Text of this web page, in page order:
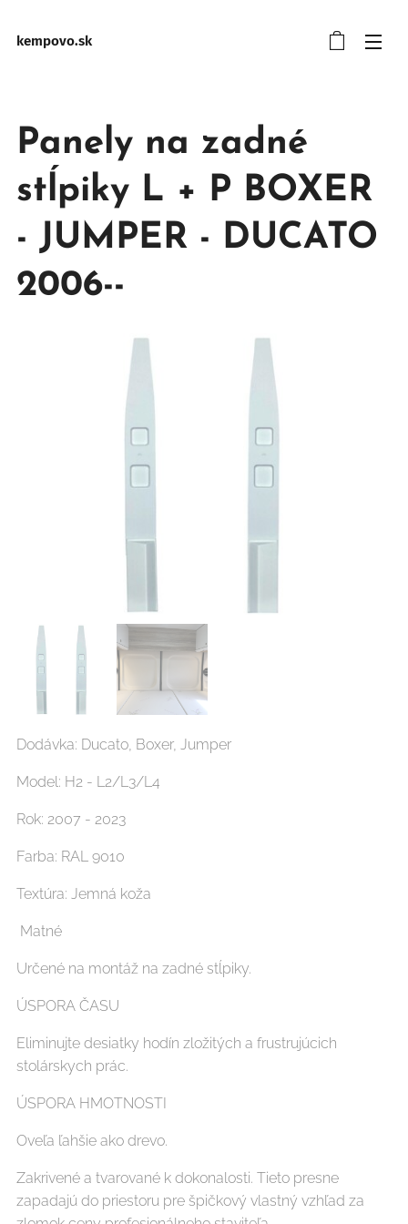
kempovo.sk
Panely na zadné
stĺpiky L + P BOXER
- JUMPER - DUCATO
2006--
Dodávka: Ducato, Boxer, Jumper
Model: H2 - L2/L3/L4
Rok: 2007 - 2023
Farba: RAL 9010
Textúra: Jemná koža
Matné
Určené na montáž na zadné stĺpiky.
ÚSPORA ČASU
Eliminujte desiatky hodín zložitých a frustrujúcich
stolárskych prác.
ÚSPORA HMOTNOSTI
Oveľa ľahšie ako drevo.
Zakrivené a tvarované k dokonalosti. Tieto presne
zapadajú do priestoru pre špičkový vlastný vzhľad za